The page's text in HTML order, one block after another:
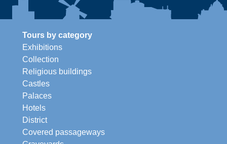
Tours by category
Exhibitions
Collection
Religious buildings
Castles
Palaces
Hotels
District
Covered passageways